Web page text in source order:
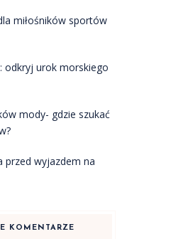
miłośników sportów
odkryj urok morskiego
mody- gdzie szukać
przed wyjazdem na
KOMENTARZE